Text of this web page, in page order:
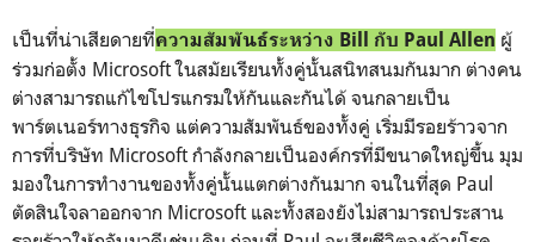
เป็นที่น่าเสียดายที่ความสัมพันธ์ระหว่าง Bill กับ Paul Allen ผู้
ร่วมก่อตั้ง Microsoft ในสมัยเรียนทั้งคู่นั้นสนิทสนมกันมาก ต่างคน
ต่างสามารถแก้ไขโปรแกรมให้กันและกันได้ จนกลายเป็น
พาร์ตเนอร์ทางธุรกิจ แต่ความสัมพันธ์ของทั้งคู่ เริ่มมีรอยร้าวจาก
การที่บริษัท Microsoft กำลังกลายเป็นองค์กรที่มีขนาดใหญ่ขึ้น มุม
มองในการทำงานของทั้งคู่นั้นแตกต่างกันมาก จนในที่สุด Paul
ตัดสินใจลาออกจาก Microsoft และทั้งสองยังไม่สามารถประสาน